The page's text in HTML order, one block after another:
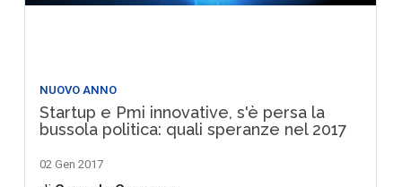
NUOVO ANNO
Startup e Pmi innovative, s'è persa la
bussola politica: quali speranze nel 2017
02 Gen 2017